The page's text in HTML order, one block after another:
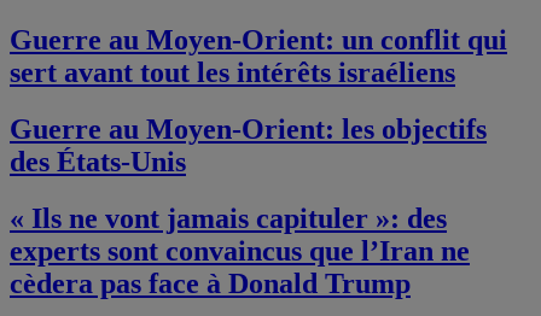
Guerre au Moyen-Orient: un conflit qui
sert avant tout les intérêts israéliens
Guerre au Moyen-Orient: les objectifs
des États-Unis
« Ils ne vont jamais capituler »: des
experts sont convaincus que l’Iran ne
cèdera pas face à Donald Trump